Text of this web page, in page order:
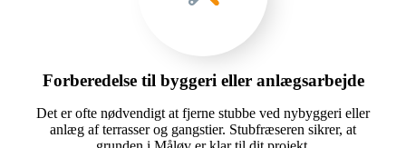
Forberedelse til byggeri eller anlægsarbejde
Det er ofte nødvendigt at fjerne stubbe ved nybyggeri eller
anlæg af terrasser og gangstier. Stubfræseren sikrer, at